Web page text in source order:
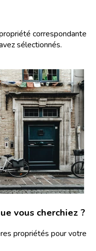
correspondante
sélectionnés.
vous cherchiez ?
propriétés pour votre